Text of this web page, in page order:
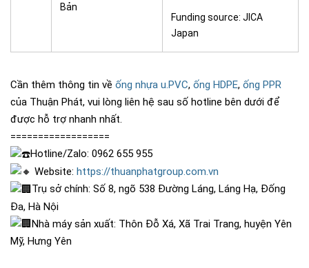
Bản
Funding source: JICA
Japan
Cần thêm thông tin về ống nhựa u.PVC, ống HDPE, ống PPR
của Thuận Phát, vui lòng liên hệ sau số hotline bên dưới để
được hỗ trợ nhanh nhất.
==================
Hotline/Zalo: 0962 655 955
Website: https://thuanphatgroup.com.vn
Trụ sở chính: Số 8, ngõ 538 Đường Láng, Láng Hạ, Đống
Đa, Hà Nội
Nhà máy sản xuất: Thôn Đỗ Xá, Xã Trai Trang, huyện Yên
Mỹ, Hưng Yên